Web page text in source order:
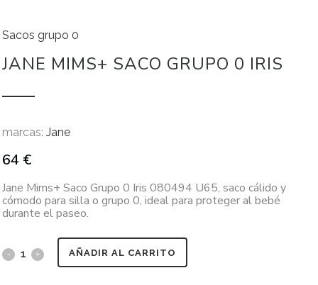
Sacos grupo 0
JANE MIMS+ SACO GRUPO 0 IRIS
marcas: Jane
64 €
Jane Mims+ Saco Grupo 0 Iris 080494 U65, saco cálido y
cómodo para silla o grupo 0, ideal para proteger al bebé
durante el paseo.
AÑADIR AL CARRITO